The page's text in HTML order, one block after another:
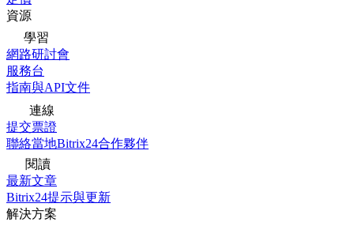
資源
學習
網路研討會
服務台
指南與API文件
連線
提交票證
聯絡當地Bitrix24合作夥伴
閱讀
最新文章
Bitrix24提示與更新
解決方案